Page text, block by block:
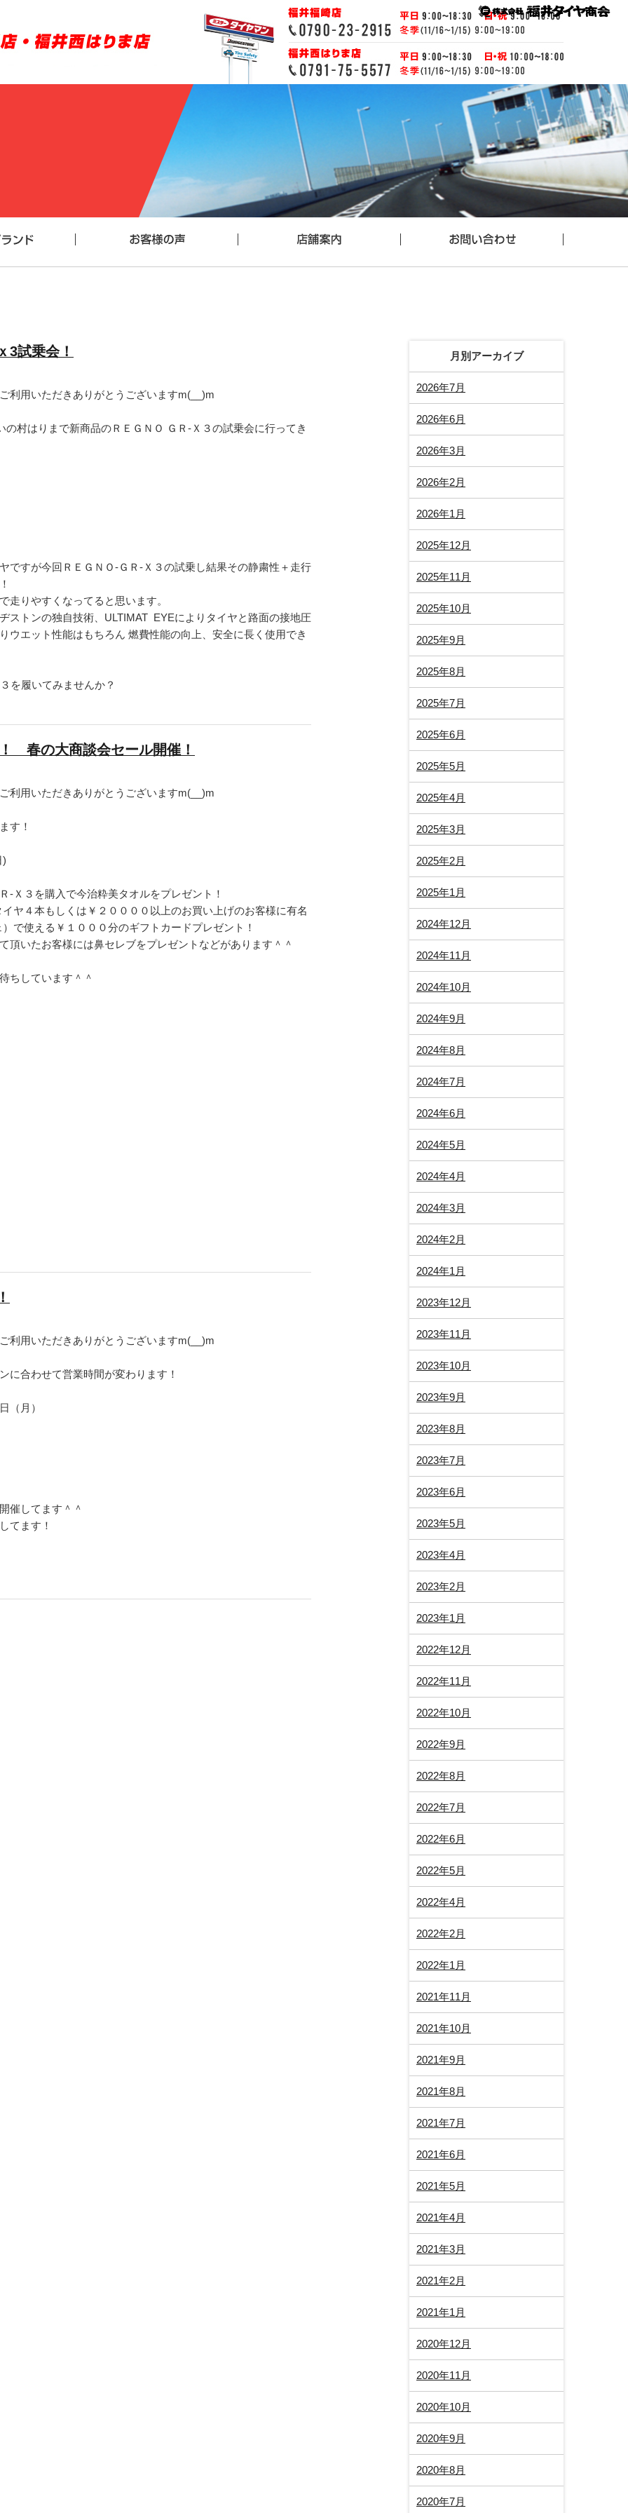
3試乗会！
利用いただきありがとうございますm(__)m
村はりまで新商品のＲＥＧＮＯ ＧＲ-Ｘ３の試乗会に行ってき
ですが今回ＲＥＧＮＯ-ＧＲ-Ｘ３の試乗し結果その静粛性＋走行
走りやすくなってると思います。
ストンの独自技術、ULTIMAT EYEによりタイヤと路面の接地圧
ウエット性能はもちろん 燃費性能の向上、安全に長く使用でき
を履いてみませんか？
春の大商談会セール開催！
利用いただきありがとうございますm(__)m
す！
)
Ｘ３を購入で今治粋美タオルをプレゼント！
ヤ４本もしくは￥２００００以上のお買い上げのお客様に有名
で使える￥１０００分のギフトカードプレゼント！
頂いたお客様には鼻セレブをプレゼントなどがあります＾＾
ちしています＾＾
利用いただきありがとうございますm(__)m
に合わせて営業時間が変わります！
（月）
催してます＾＾
てます！
月別アーカイブ
2026年7月
2026年6月
2026年3月
2026年2月
2026年1月
2025年12月
2025年11月
2025年10月
2025年9月
2025年8月
2025年7月
2025年6月
2025年5月
2025年4月
2025年3月
2025年2月
2025年1月
2024年12月
2024年11月
2024年10月
2024年9月
2024年8月
2024年7月
2024年6月
2024年5月
2024年4月
2024年3月
2024年2月
2024年1月
2023年12月
2023年11月
2023年10月
2023年9月
2023年8月
2023年7月
2023年6月
2023年5月
2023年4月
2023年2月
2023年1月
2022年12月
2022年11月
2022年10月
2022年9月
2022年8月
2022年7月
2022年6月
2022年5月
2022年4月
2022年2月
2022年1月
2021年11月
2021年10月
2021年9月
2021年8月
2021年7月
2021年6月
2021年5月
2021年4月
2021年3月
2021年2月
2021年1月
2020年12月
2020年11月
2020年10月
2020年9月
2020年8月
2020年7月